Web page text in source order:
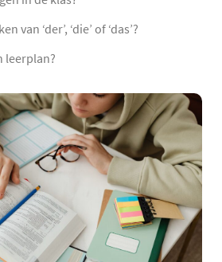
van ‘der’, ‘die’ of ‘das’?
leerplan?